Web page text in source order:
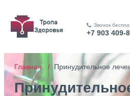
Звонок
+7 903 409-
Главная /Принудительное